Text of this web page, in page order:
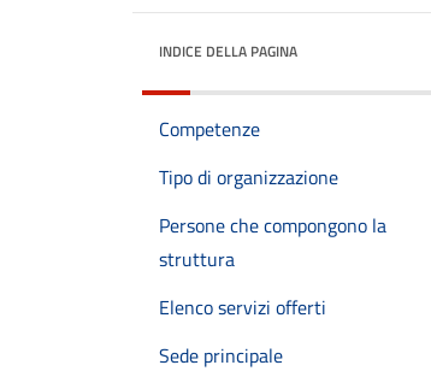
INDICE DELLA PAGINA
Competenze
Tipo di organizzazione
Persone che compongono la
struttura
Elenco servizi offerti
Sede principale